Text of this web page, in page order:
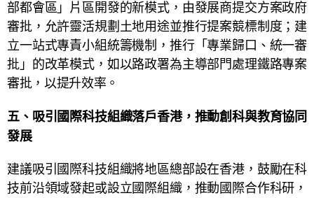
部都會區」片區開發的新模式，由發展商提交方案政府
審批，允許靈活規劃土地用途並推行提案競標制度；建
立一站式專責小組統籌機制，推行「專業歸口、統一審
批」的改革模式，如以路政署為主導部門處理鐵路專案
審批，以提升效率。
五、 吸引國際科技組織落戶香港，推動創科與教育協同
發展
建議吸引國際科技組織將地區總部設在香港，鼓勵在科
技前沿領域發起或設立國際組織，推動國際合作科研，